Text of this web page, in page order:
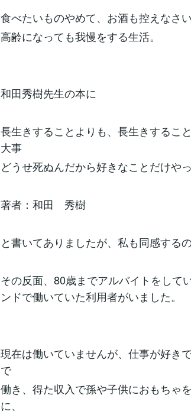
食べたいものやめて、お酒も控えなさ
高齢になっても我慢をする生活。
和田秀樹先生の本に
長生きすることよりも、長生きするこ
大事
どうせ死ぬんだから好きなことだけや
著者：和田 秀樹
と書いてありましたが、私も同感するの
その反面、80歳までアルバイトをして
ンドで働いていた利用者がいました。
現在は働いていませんが、仕事が好き
で
働き、得た収入で孫や子供におもちゃ
に、